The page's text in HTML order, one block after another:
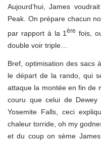
Aujourd’hui, James
Peak. On prépare chacun
par rapport à la 1ère fois,
double voir triple…
Bref, optimisation des sacs
le départ de la rando, qui
attaque la montée en fin de
couru que celui de Dewey
Yosemite Falls, ceci
chaleur torride, oh my
et du coup on sème